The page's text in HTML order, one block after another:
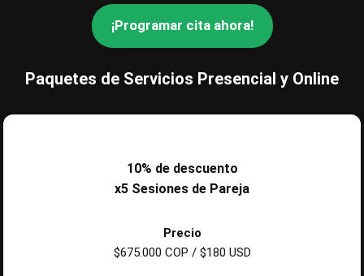
¡Programar cita ahora!
Paquetes de Servicios Presencial y Online
10% de descuento
x5 Sesiones de Pareja
Precio
$675.000 COP / $180 USD